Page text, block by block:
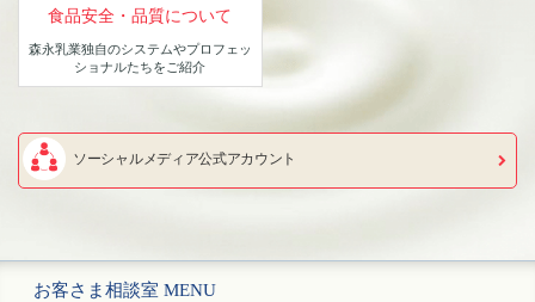
食品安全・品質について
森永乳業独自のシステムやプロフェッ
ショナルたちをご紹介
ソーシャルメディア公式アカウント
お客さま相談室 MENU